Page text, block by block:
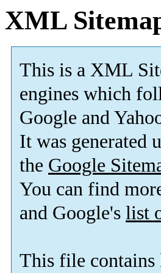
XML
This is a XML
engines which
Google and
It was generated
the Google
You can find
and Google's list
This file contains